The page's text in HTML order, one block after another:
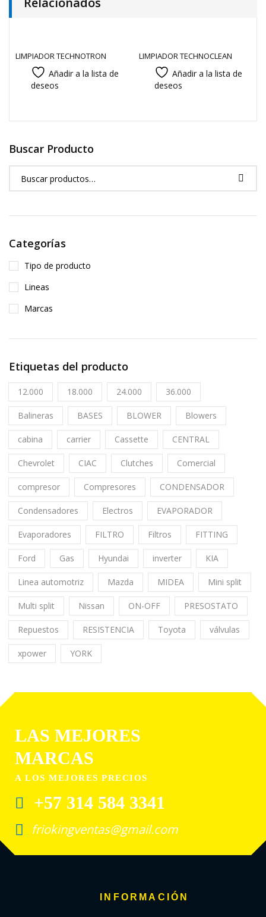
LIMPIADOR TECHNOTRON
Añadir a la lista de
deseos
LIMPIADOR TECHNOCLEAN
Añadir a la lista de
deseos
Buscar Producto
Categorías
Tipo de producto
Lineas
Marcas
Etiquetas del producto
12.000 18.000 24.000 36.000
Balineras BASES BLOWER Blowers
cabina carrier Cassette CENTRAL
Chevrolet CIAC Clutches Comercial
compresor Compresores CONDENSADOR
Condensadores Electros EVAPORADOR
Evaporadores FILTRO Filtros FITTING
Ford Gas Hyundai inverter KIA
Linea automotriz Mazda MIDEA Mini split
Multi split Nissan ON-OFF PRESOSTATO
Repuestos RESISTENCIA Toyota válvulas
xpower YORK
LAS MEJORES
MARCAS
A LOS MEJORES PRECIOS
+57 314 584 3341
friokingventas@gmail.com
INFORMACIÓN